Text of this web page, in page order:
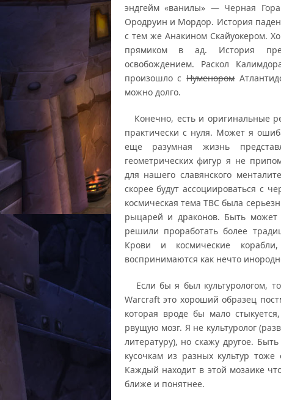
эндгейм «ванилы» — Черная
Ородруин и Мордор. История
с тем же Анакином Скайуокером.
прямиком в ад. История
освобождением. Раскол
произошло сНуменором
можно долго.
Конечно, есть и оригинальные
практически с нуля. Может я
еще разумная жизнь
геометрических фигур я не
для нашего славянского
скорее будут ассоциироваться с
космическая тема TBC была
рыцарей и драконов. Быть
решили проработать более
Крови и космические
воспринимаются как нечто
Если бы я был культурологом,
Warcraft это хороший образец
которая вроде бы мало
рвущую мозг. Я не культуролог
литературу), но скажу другое.
кусочкам из разных культур
Каждый находит в этой мозаике
ближе и понятнее.